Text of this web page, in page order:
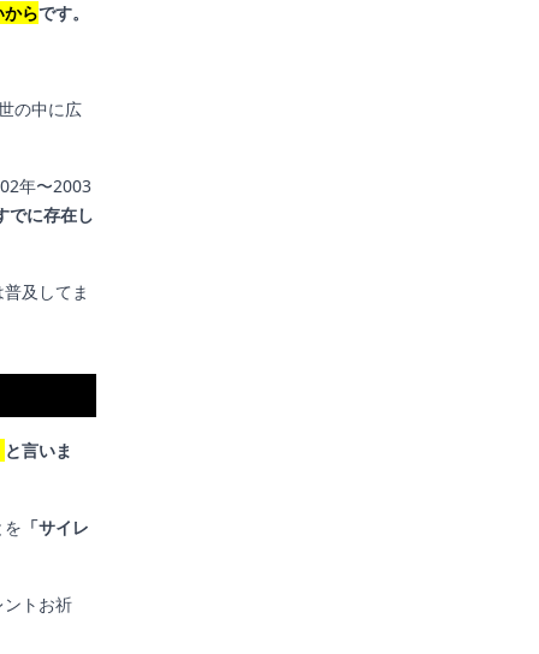
らです。
の中に広
年〜2003
でに存在し
及してま
と言いま
「サイレ
トお祈